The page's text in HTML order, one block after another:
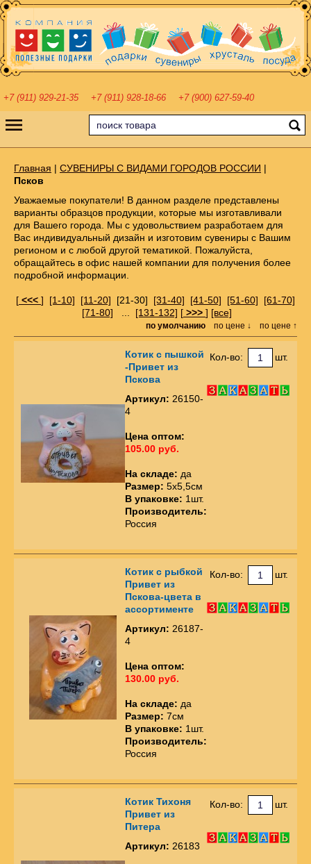
+7 (911) 929-21-35 +7 (911) 928-18-66 +7 (900) 627-59-40
Главная | СУВЕНИРЫ С ВИДАМИ ГОРОДОВ РОССИИ |
Псков
Уважаемые покупатели! В данном разделе представлены
варианты образцов продукции, которые мы изготавливали
для Вашего города. Мы с удовольствием разработаем для
Вас индивидуальный дизайн и изготовим сувениры с Вашим
регионом и с любой другой тематикой. Пожалуйста,
обращайтесь в офис нашей компании для получения более
подробной информации.
[ <<< ] [1-10] [11-20] [21-30] [31-40] [41-50] [51-60]
[61-70]
[71-80]
[131-132] [ >>> ] [все]
по умолчанию по цене ↓ по цене ↑
Котик с пышкой
-Привет из
Пскова
Артикул: 26150-
4
Цена оптом:
105.00 руб.
На складе: да
Размер: 5х5,5см
В упаковке: 1шт.
Производитель:
Россия
Кол-во: шт.
Котик с рыбкой
Привет из
Пскова-цвета в
ассортименте
Артикул: 26187-
4
Цена оптом:
130.00 руб.
На складе: да
Размер: 7см
В упаковке: 1шт.
Производитель:
Россия
Кол-во: шт.
Котик Тихоня
Привет из
Питера
Артикул: 26183
Кол-во: шт.